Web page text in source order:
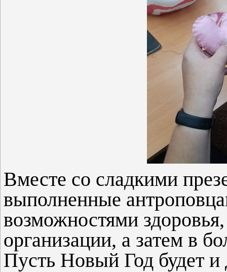
Вместе со сладкими
выполненные
возможностями
организации, а затем в
Пусть Новый Год будет